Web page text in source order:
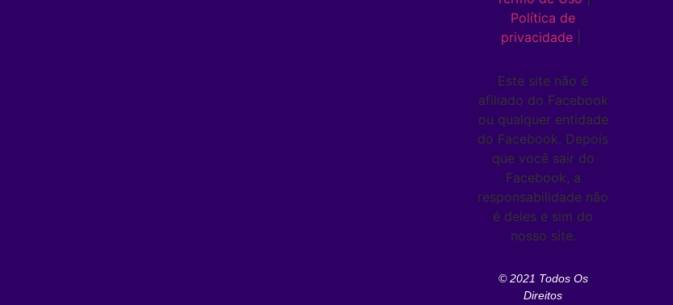
Política de
privacidade
Este site não é
afiliado do Facebook
ou qualquer entidade
do Facebook. Depois
que você sair do
Facebook, a
responsabilidade não
é deles e sim do
nosso site.
© 2021 Todos Os
Direitos